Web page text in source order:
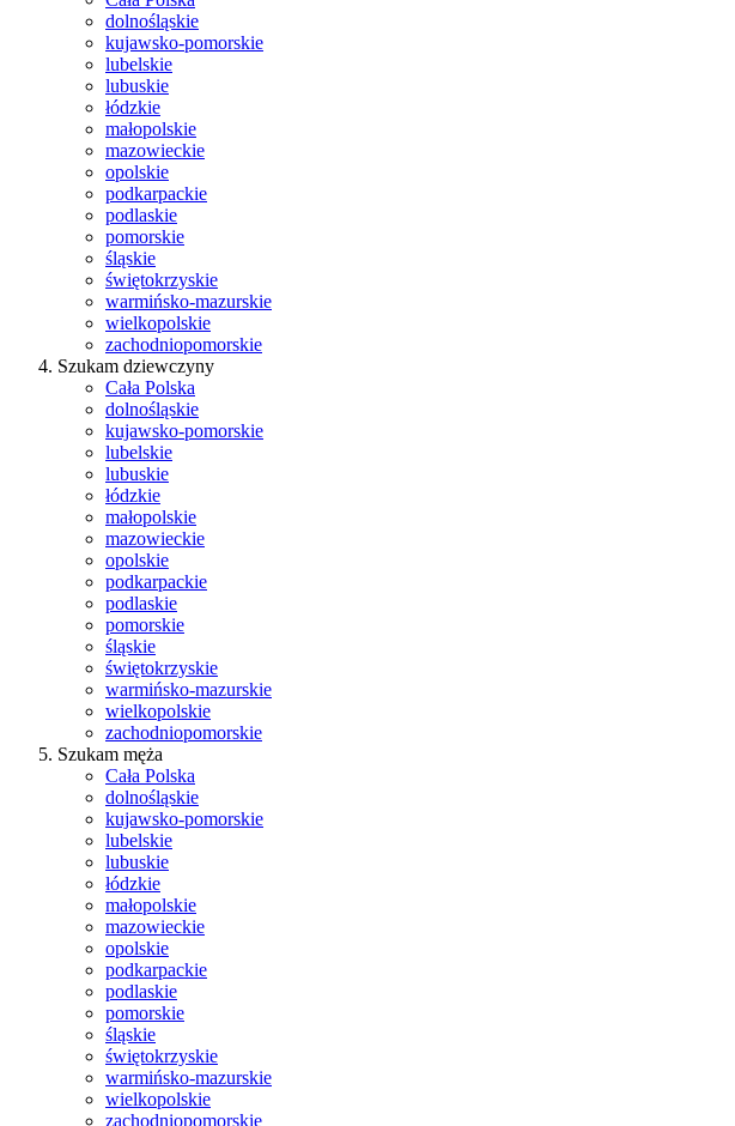
dolnośląskie
kujawsko-pomorskie
lubelskie
lubuskie
łódzkie
małopolskie
mazowieckie
opolskie
podkarpackie
podlaskie
pomorskie
śląskie
świętokrzyskie
warmińsko-mazurskie
wielkopolskie
zachodniopomorskie
Szukam dziewczyny
Cała Polska
dolnośląskie
kujawsko-pomorskie
lubelskie
lubuskie
łódzkie
małopolskie
mazowieckie
opolskie
podkarpackie
podlaskie
pomorskie
śląskie
świętokrzyskie
warmińsko-mazurskie
wielkopolskie
zachodniopomorskie
Szukam męża
Cała Polska
dolnośląskie
kujawsko-pomorskie
lubelskie
lubuskie
łódzkie
małopolskie
mazowieckie
opolskie
podkarpackie
podlaskie
pomorskie
śląskie
świętokrzyskie
warmińsko-mazurskie
wielkopolskie
zachodniopomorskie